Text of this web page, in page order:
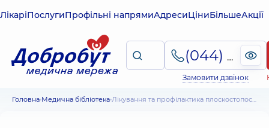
ЛікаріПослугиПрофільні напрямиАдресиЦіниБільшеАкції
(044) 495-2-888
Замовити дзвінок
Головна Медична бібліотека Лікування та профілактика плоскостопості у дітей дошкільного віку